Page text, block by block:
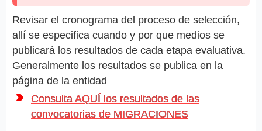
Revisar el cronograma del proceso de selección,
allí se especifica cuando y por que medios se
publicará los resultados de cada etapa evaluativa.
Generalmente los resultados se publica en la
página de la entidad
Consulta AQUÍ los resultados de las
convocatorias de MIGRACIONES